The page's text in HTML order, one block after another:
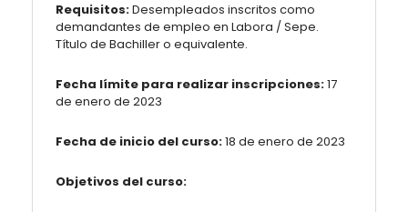
Requisitos:Desempleados inscritos como
demandantes de empleo en Labora / Sepe.
Título de Bachiller o equivalente.
Fecha límite para realizar inscripciones:17
de enero de 2023
Fecha de inicio del curso:18 de enero de 2023
Objetivos del curso: